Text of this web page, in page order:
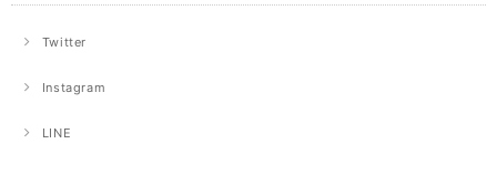
Twitter
Instagram
LINE